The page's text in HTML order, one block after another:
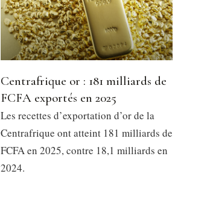
Centrafrique or : 181 milliards de
FCFA exportés en 2025
Les recettes d’exportation d’or de la
Centrafrique ont atteint 181 milliards de
FCFA en 2025, contre 18,1 milliards en
2024.